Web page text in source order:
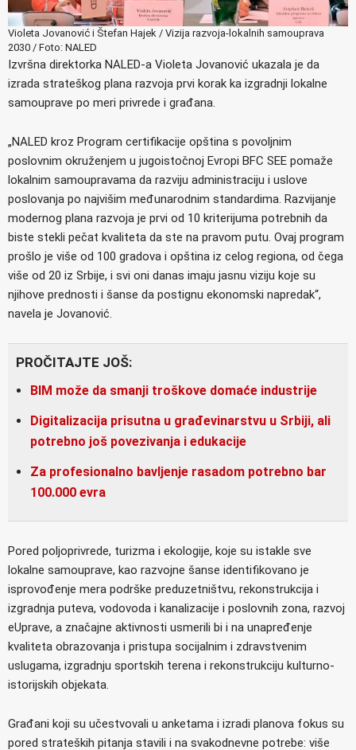
Violeta Jovanović i Štefan Hajek / Vizija razvoja-lokalnih samouprava
2030 / Foto: NALED
Izvršna direktorka NALED-a Violeta Jovanović ukazala je da
izrada strateškog plana razvoja prvi korak ka izgradnji lokalne
samouprave po meri privrede i građana.
„NALED kroz Program certifikacije opština s povoljnim
poslovnim okruženjem u jugoistočnoj Evropi BFC SEE pomaže
lokalnim samoupravama da razviju administraciju i uslove
poslovanja po najvišim međunarodnim standardima. Razvijanje
modernog plana razvoja je prvi od 10 kriterijuma potrebnih da
biste stekli pečat kvaliteta da ste na pravom putu. Ovaj program
prošlo je više od 100 gradova i opština iz celog regiona, od čega
više od 20 iz Srbije, i svi oni danas imaju jasnu viziju koje su
njihove prednosti i šanse da postignu ekonomski napredak“,
navela je Jovanović.
PROČITAJTE JOŠ:
BIM može da smanji troškove domaće industrije
Digitalizacija prisutna u građevinarstvu u Srbiji, ali
potrebno još povezivanja i edukacije
Za profesionalno bavljenje rasadom potrebno bar
100.000 evra
Pored poljoprivrede, turizma i ekologije, koje su istakle sve
lokalne samouprave, kao razvojne šanse identifikovano je
isprovođenje mera podrške preduzetništvu, rekonstrukcija i
izgradnja puteva, vodovoda i kanalizacije i poslovnih zona, razvoj
eUprave, a značajne aktivnosti usmerili bi i na unapređenje
kvaliteta obrazovanja i pristupa socijalnim i zdravstvenim
uslugama, izgradnju sportskih terena i rekonstrukciju kulturno-
istorijskih objekata.
Građani koji su učestvovali u anketama i izradi planova fokus su
pored strateških pitanja stavili i na svakodnevne potrebe: više